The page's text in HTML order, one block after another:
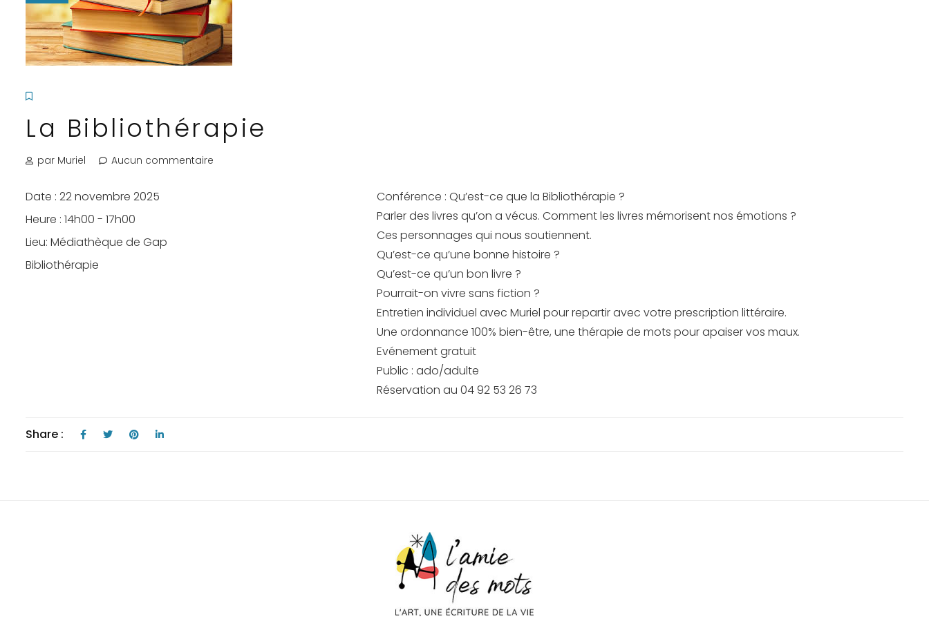
La Bibliothérapie
par Muriel Aucun commentaire
Date : 22 novembre 2025
Heure : 14h00 - 17h00
Lieu: Médiathèque de Gap
Bibliothérapie
Conférence : Qu’est-ce que la Bibliothérapie ?
Parler des livres qu’on a vécus. Comment les livres mémorisent nos émotions ?
Ces personnages qui nous soutiennent.
Qu’est-ce qu’une bonne histoire ?
Qu’est-ce qu’un bon livre ?
Pourrait-on vivre sans fiction ?
Entretien individuel avec Muriel pour repartir avec votre prescription littéraire.
Une ordonnance 100% bien-être, une thérapie de mots pour apaiser vos maux.
Evénement gratuit
Public : ado/adulte
Réservation au 04 92 53 26 73
Share :